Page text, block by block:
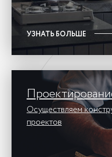
УЗНАТЬ БОЛЬШЕ
Осуществляем
проектов